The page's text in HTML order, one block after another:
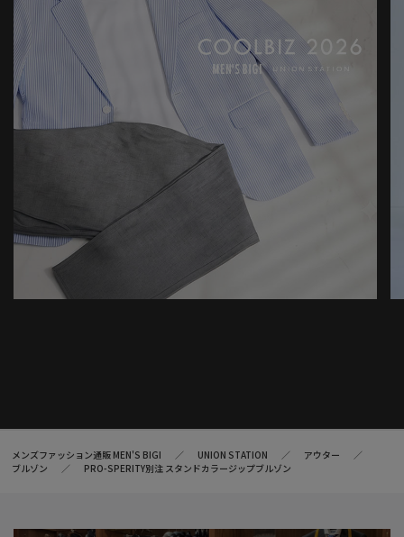
メンズファッション通販 MEN'S BIGI UNION STATION
アウター
ブルゾン
PRO-SPERITY別注 スタンドカラージップブルゾン